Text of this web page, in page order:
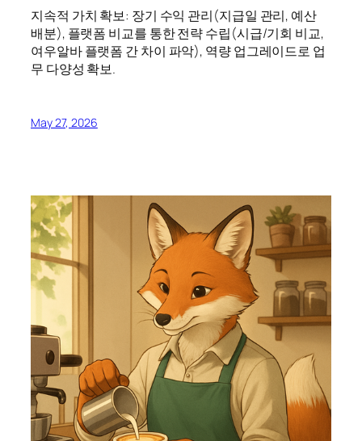
지속적 가치 확보: 장기 수익 관리(지급일 관리, 예산
배분), 플랫폼 비교를 통한 전략 수립(시급/기회 비교,
여우알바 플랫폼 간 차이 파악), 역량 업그레이드로 업
무 다양성 확보.
May 27, 2026